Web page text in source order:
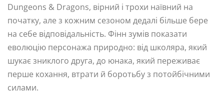
Dungeons & Dragons, вірний і трохи наївний на
початку, але з кожним сезоном дедалі більше бере
на себе відповідальність. Фінн зумів показати
еволюцію персонажа природно: від школяра, який
шукає зниклого друга, до юнака, який переживає
перше кохання, втрати й боротьбу з потойбічними
силами.